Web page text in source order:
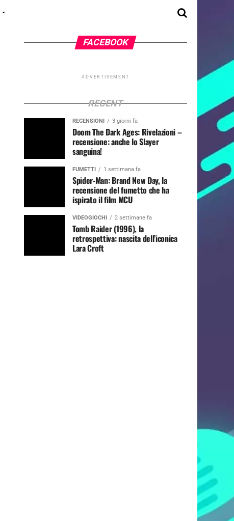
FACEBOOK
ADVERTISEMENT
RECENT
RECENSIONI 3 giorni fa
Doom The Dark Ages: Rivelazioni –
recensione: anche lo Slayer
sanguina!
FUMETTI 1 settimana fa
Spider-Man: Brand New Day, la
recensione del fumetto che ha
ispirato il film MCU
VIDEOGIOCHI 2 settimane fa
Tomb Raider (1996), la
retrospettiva: nascita dell’iconica
Lara Croft